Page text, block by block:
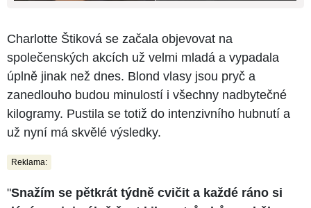
Charlotte Štiková se začala objevovat na
společenských akcích už velmi mladá a vypadala
úplně jinak než dnes. Blond vlasy jsou pryč a
zanedlouho budou minulostí i všechny nadbytečné
kilogramy. Pustila se totiž do intenzivního hubnutí a
už nyní má skvělé výsledky.
Reklama:
"Snažím se pětkrát týdně cvičit a každé ráno si